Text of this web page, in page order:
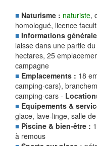
■ Naturisme : naturiste,
homologué, licence
■ Informations
laisse dans une partie
hectares, 25
campagne
■ Emplacements : 18
camping-cars),
camping-cars -
■ Equipements &
glace, lave-linge, salle
■ Piscine & bien-être :
à remous